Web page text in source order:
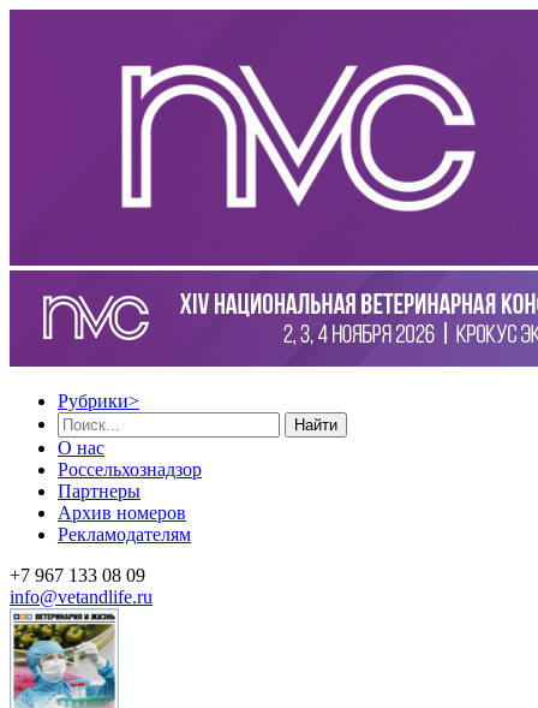
Рубрики>
Найти
О нас
Россельхознадзор
Партнеры
Архив номеров
Рекламодателям
+7 967 133 08 09
info@vetandlife.ru